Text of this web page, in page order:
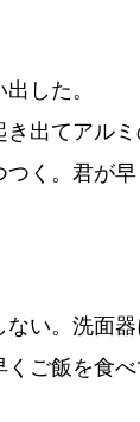
した。
出てアル
く。君が
い。洗面
ご飯を食